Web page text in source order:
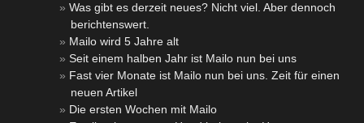
Was gibt es derzeit neues? Nicht viel. Aber dennoch
berichtenswert.
Mailo wird 5 Jahre alt
Seit einem halben Jahr ist Mailo nun bei uns
Fast vier Monate ist Mailo nun bei uns. Zeit für einen
neuen Artikel
Die ersten Wochen mit Mailo